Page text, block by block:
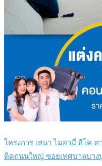
โครงการ เสนา ไมอามี่ อีโค
ติดถนนใหญ่ ซอยเทศบาลบา